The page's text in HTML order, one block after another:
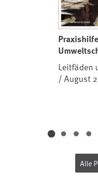
Praxishilfe
Leitfäden
/ August
Alle